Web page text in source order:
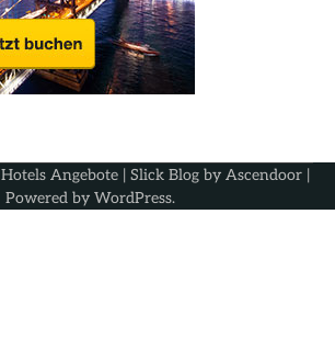
Hotels Angebote| Slick Blog by Ascendoor|
Powered by WordPress.